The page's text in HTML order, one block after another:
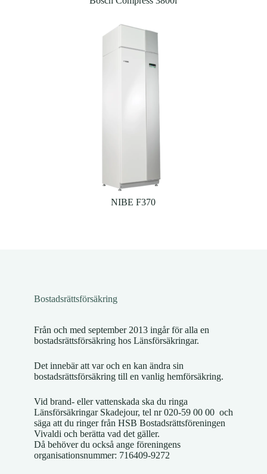
NIBE F370
Bostadsrättsförsäkring
Från och med september 2013 ingår för alla en
bostadsrättsförsäkring hos Länsförsäkringar.
Det innebär att var och en kan ändra sin
bostadsrättsförsäkring till en vanlig hemförsäkring.
Vid brand- eller vattenskada ska du ringa
Länsförsäkringar Skadejour, tel nr020-59 00 00och
säga att du ringer från HSB Bostadsrättsföreningen
Vivaldi och berätta vad det gäller.
Då behöver du också ange föreningens
organisationsnummer: 716409-9272